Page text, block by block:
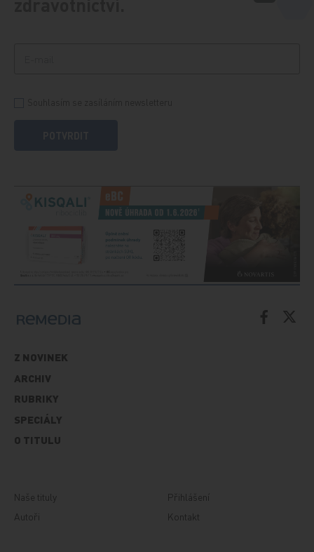
Z NOVINEK
ARCHIV
RUBRIKY
SPECIÁLY
O TITULU
Naše tituly
Autoři
Přihlášení
Kontakt